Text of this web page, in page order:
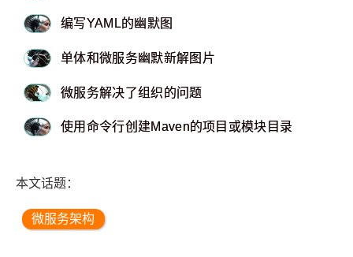
编写YAML的幽默图
单体和微服务幽默新解图片
微服务解决了组织的问题
使用命令行创建Maven的项目或模块目录
本文话题：
微服务架构